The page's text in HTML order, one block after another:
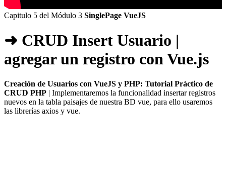
Capitulo 5 del Módulo 3 SinglePage VueJS
➜ CRUD Insert Usuario |
agregar un registro con Vue.js
Creación de Usuarios con VueJS y PHP: Tutorial Práctico de
CRUD PHP | Implementaremos la funcionalidad insertar registros
nuevos en la tabla paisajes de nuestra BD vue, para ello usaremos
las librerías axios y vue.